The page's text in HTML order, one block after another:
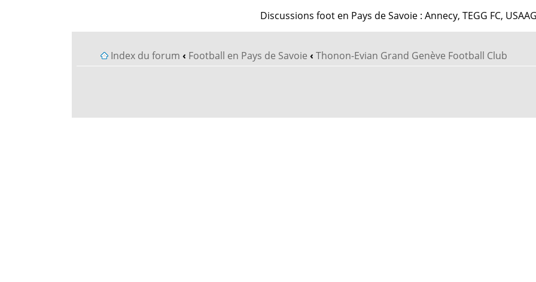
Discussions foot en Pays de Savoie : Annecy, TEGG FC,
Index du forum ‹ Football en Pays de Savoie ‹ Thonon-Evian Grand Genève Football Club